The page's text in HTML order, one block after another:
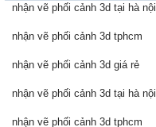
nhận vẽ phối cảnh 3d tại hà nội
nhận vẽ phối cảnh 3d tphcm
nhận vẽ phối cảnh 3d giá rẻ
nhận vẽ phối cảnh 3d tại hà nội
nhận vẽ phối cảnh 3d tphcm